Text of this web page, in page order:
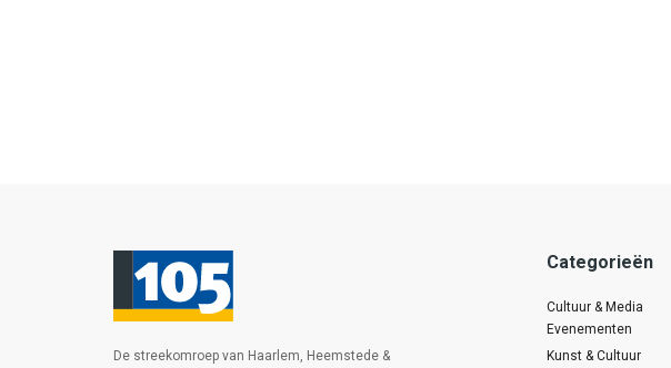
De streekomroep van Haarlem, Heemstede &
Categorieën
Cultuur & Media
Evenementen
Kunst & Cultuur